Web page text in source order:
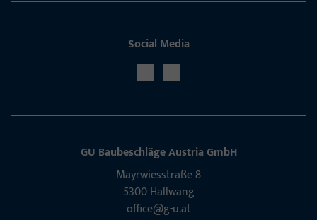
Social Media
GU Baubeschläge Aus­tria GmbH
Mayrwies­straße 8
5300 Hall­wang
office@g-u.at